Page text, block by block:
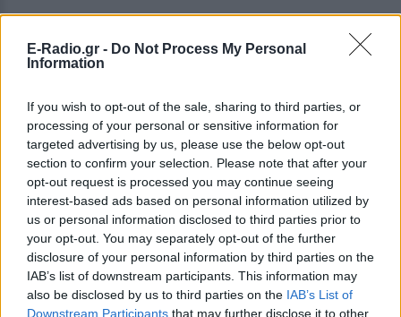
E-Radio.gr - Do Not Process My Personal
Information
If you wish to opt-out of the sale, sharing to third parties, or
processing of your personal or sensitive information for
targeted advertising by us, please use the below opt-out
section to confirm your selection. Please note that after your
opt-out request is processed you may continue seeing
interest-based ads based on personal information utilized by
us or personal information disclosed to third parties prior to
your opt-out. You may separately opt-out of the further
disclosure of your personal information by third parties on the
IAB’s list of downstream participants. This information may
also be disclosed by us to third parties on the IAB’s List of
Downstream Participants that may further disclose it to other
ΔΕΙΤΕ ΕΠΙΣΗΣ
ΣΤΗΝ ΙΔΙΑ ΚΑΤΗΓΟΡΙΑ
Σοκ στην Αλεξανδρούπολη:
Ανδρας βγήκε στην πλατεία του